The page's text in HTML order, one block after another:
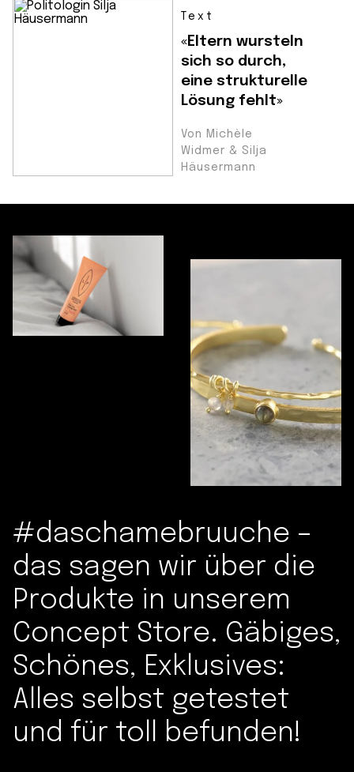
Text
«Eltern wursteln
sich so durch,
eine strukturelle
Lösung fehlt»
Von Michèle
Widmer & Silja
Häusermann
#daschamebruuche –
das sagen wir über die
Produkte in unserem
Concept Store. Gäbiges,
Schönes, Exklusives:
Alles selbst getestet
und für toll befunden!